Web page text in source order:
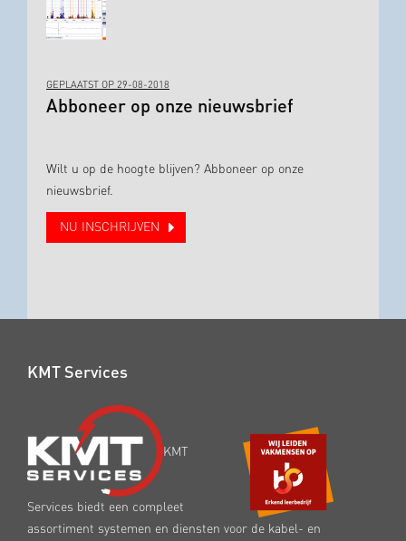
GEPLAATST OP 29-08-2018
Abboneer op onze nieuwsbrief
Wilt u op de hoogte blijven? Abboneer op onze
nieuwsbrief.
NU INSCHRIJVEN
KMT Services
KMT
Services biedt een compleet
assortiment systemen en diensten voor de kabel- en